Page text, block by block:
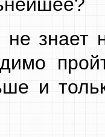
не знает
и